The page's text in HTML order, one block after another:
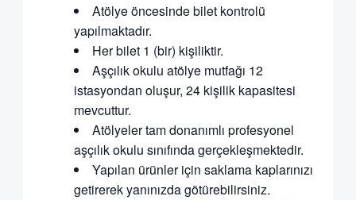
Atölye öncesinde bilet kontrolü
yapılmaktadır.
Her bilet 1 (bir) kişiliktir.
Aşçılık okulu atölye mutfağı 12
istasyondan oluşur, 24 kişilik kapasitesi
mevcuttur.
Atölyeler tam donanımlı profesyonel
aşçılık okulu sınıfında gerçekleşmektedir.
Yapılan ürünler için saklama kaplarınızı
getirerek yanınızda götürebilirsiniz.